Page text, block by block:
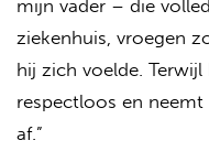
mijn vader – die
ziekenhuis, vroegen
hij zich voelde.
respectloos en
af.”